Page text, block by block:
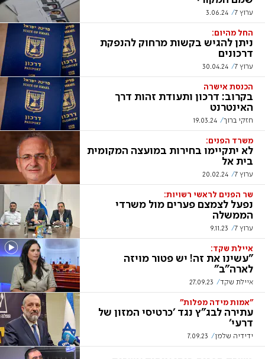
ערוץ 7 3.06.24
החל מהיום:
ניתן להגיש בקשות מרחוק להנפקת
דרכונים
ערוץ 7 30.04.24
הכנסת אישרה
בקרוב: דרכון ותעודת זהות דרך
האינטרנט
חזקי ברוך 19.03.24
משרד הפנים:
לא יתקיימו בחירות במועצה המקומית
בית אל
ערוץ 7 20.02.24
שר הפנים לראשי רשויות:
נפעל לצמצם פערים מול משרדי
הממשלה
ערוץ 7 9.11.23
איילת שקד:
"עשינו את זה! יש פטור מויזה
לארה"ב"
איילת שקד 27.09.23
"אמות מידה מפלות"
עתירה לבג"ץ נגד 'כרטיסי המזון של
דרעי'
ידידיה שלמן 7.09.23